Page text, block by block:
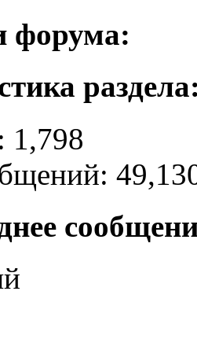
форума:
1,798